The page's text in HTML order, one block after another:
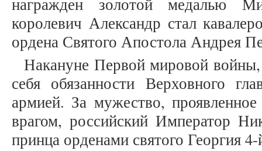
награжден золотой медалью
королевич Александр стал
ордена Святого Апостола Андрея
Накануне Первой мировой
себя обязанности Верховного
армией. За мужество,
врагом, российский Император
принца орденами святого Георгия